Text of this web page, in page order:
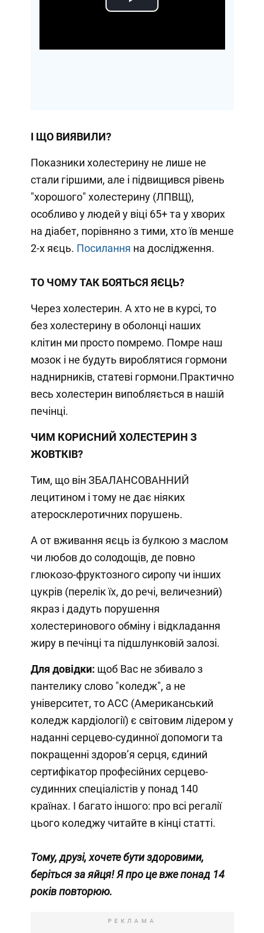
Play
І ЩО ВИЯВИЛИ?
Показники холестерину не лише не
стали гіршими, але і підвищився рівень
"хорошого" холестерину (ЛПВЩ),
особливо у людей у віці 65+ та у хворих
на діабет, порівняно з тими, хто їв менше
2-х яєць. Посилання на дослідження.
ТО ЧОМУ ТАК БОЯТЬСЯ ЯЄЦЬ?
Через холестерин. А хто не в курсі, то
без холестерину в оболонці наших
клітин ми просто помремо. Помре наш
мозок і не будуть вироблятися гормони
наднирників, статеві гормони.Практично
весь холестерин випобляється в нашій
печінці.
ЧИМ КОРИСНИЙ ХОЛЕСТЕРИН З
ЖОВТКІВ?
Тим, що він ЗБАЛАНСОВАННИЙ
лецитином і тому не дає ніяких
атеросклеротичних порушень.
А от вживання яєць із булкою з маслом
чи любов до солодощів, де повно
глюкозо-фруктозного сиропу чи інших
цукрів (перелік їх, до речі, величезний)
якраз і дадуть порушення
холестеринового обміну і відкладання
жиру в печінці та підшлунковій залозі.
Для довідки: щоб Вас не збивало з
пантелику слово "коледж", а не
університет, то АСС (Американський
коледж кардіології) є світовим лідером у
наданні серцево-судинної допомоги та
покращенні здоровʼя серця, єдиний
сертифікатор професійних серцево-
судинних спеціалістів у понад 140
країнах. І багато іншого: про всі регалії
цього коледжу читайте в кінці статті.
Тому, друзі, хочете бути здоровими,
беріться за яйця! Я про це вже понад 14
років повторюю.
РЕКЛАМА